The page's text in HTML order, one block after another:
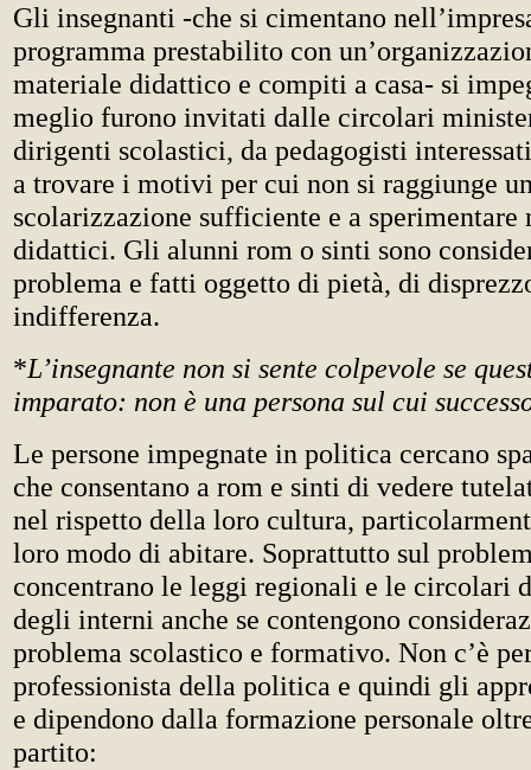
Gli insegnanti -che si cimentano
programma prestabilito con
materiale didattico e compiti a casa- si
meglio furono invitati dalle circolari
dirigenti scolastici, da pedagogisti
a trovare i motivi per cui non si raggiunge
scolarizzazione sufficiente e a
didattici. Gli alunni rom o sinti sono
problema e fatti oggetto di pietà, di
indifferenza.
*L’insegnante non si sente colpevole se
imparato: non è una persona sul cui
Le persone impegnate in politica cercano
che consentano a rom e sinti di vedere
nel rispetto della loro cultura,
loro modo di abitare. Soprattutto sul
concentrano le leggi regionali e le circolari
degli interni anche se contengono
problema scolastico e formativo. Non c’è
professionista della politica e quindi gli
e dipendono dalla formazione personale
partito: